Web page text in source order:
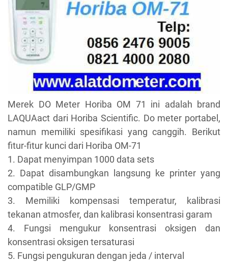
Merek DO Meter Horiba OM 71 ini adalah brand
LAQUAact dari Horiba Scientific. Do meter portabel,
namun memiliki spesifikasi yang canggih. Berikut
fitur-fitur kunci dari Horiba OM-71
1. Dapat menyimpan 1000 data sets
2. Dapat disambungkan langsung ke printer yang
compatible GLP/GMP
3. Memiliki kompensasi temperatur, kalibrasi
tekanan atmosfer, dan kalibrasi konsentrasi garam
4. Fungsi mengukur konsentrasi oksigen dan
konsentrasi oksigen tersaturasi
5. Fungsi pengukuran dengan jeda / interval